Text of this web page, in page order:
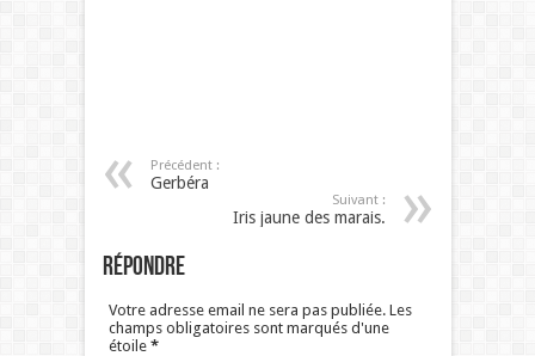
Précédent :
Gerbéra
Suivant :
Iris jaune des marais.
Répondre
Votre adresse email ne sera pas publiée. Les
champs obligatoires sont marqués d'une
étoile *